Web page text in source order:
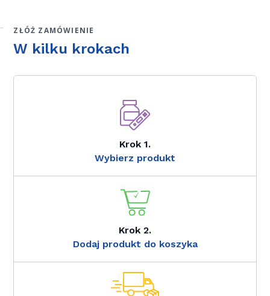
ZŁÓŻ ZAMÓWIENIE
W kilku krokach
Krok 1.
Wybierz produkt
Krok 2.
Dodaj produkt do koszyka